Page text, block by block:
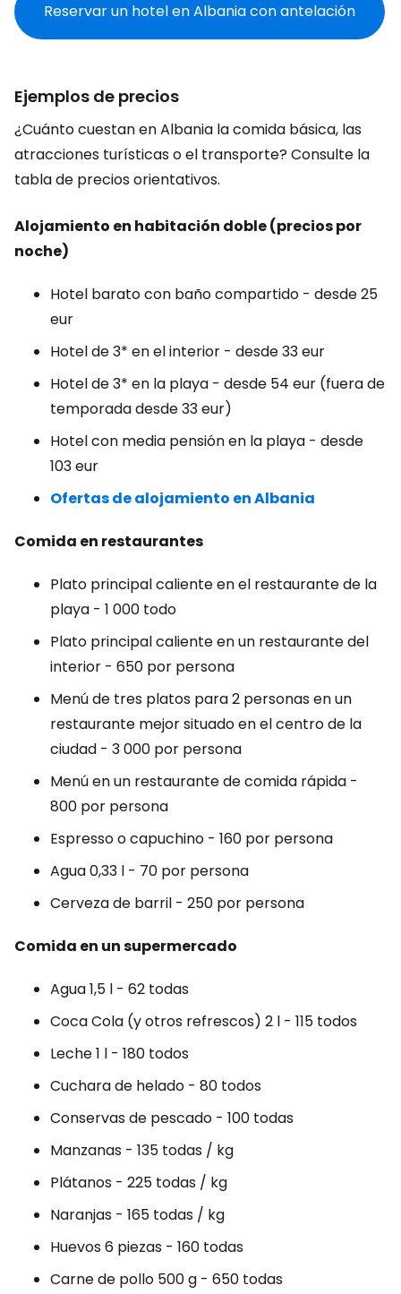
Reservar un hotel en Albania con antelación
Ejemplos de precios
¿Cuánto cuestan en Albania la comida básica, las
atracciones turísticas o el transporte? Consulte la
tabla de precios orientativos.
Alojamiento en habitación doble (precios por
noche)
Hotel barato con baño compartido - desde 25
eur
Hotel de 3* en el interior - desde 33 eur
Hotel de 3* en la playa - desde 54 eur (fuera de
temporada desde 33 eur)
Hotel con media pensión en la playa - desde
103 eur
Ofertas de alojamiento en Albania
Comida en restaurantes
Plato principal caliente en el restaurante de la
playa - 1 000 todo
Plato principal caliente en un restaurante del
interior - 650 por persona
Menú de tres platos para 2 personas en un
restaurante mejor situado en el centro de la
ciudad - 3 000 por persona
Menú en un restaurante de comida rápida -
800 por persona
Espresso o capuchino - 160 por persona
Agua 0,33 l - 70 por persona
Cerveza de barril - 250 por persona
Comida en un supermercado
Agua 1,5 l - 62 todas
Coca Cola (y otros refrescos) 2 l - 115 todos
Leche 1 l - 180 todos
Cuchara de helado - 80 todos
Conservas de pescado - 100 todas
Manzanas - 135 todas / kg
Plátanos - 225 todas / kg
Naranjas - 165 todas / kg
Huevos 6 piezas - 160 todas
Carne de pollo 500 g - 650 todas